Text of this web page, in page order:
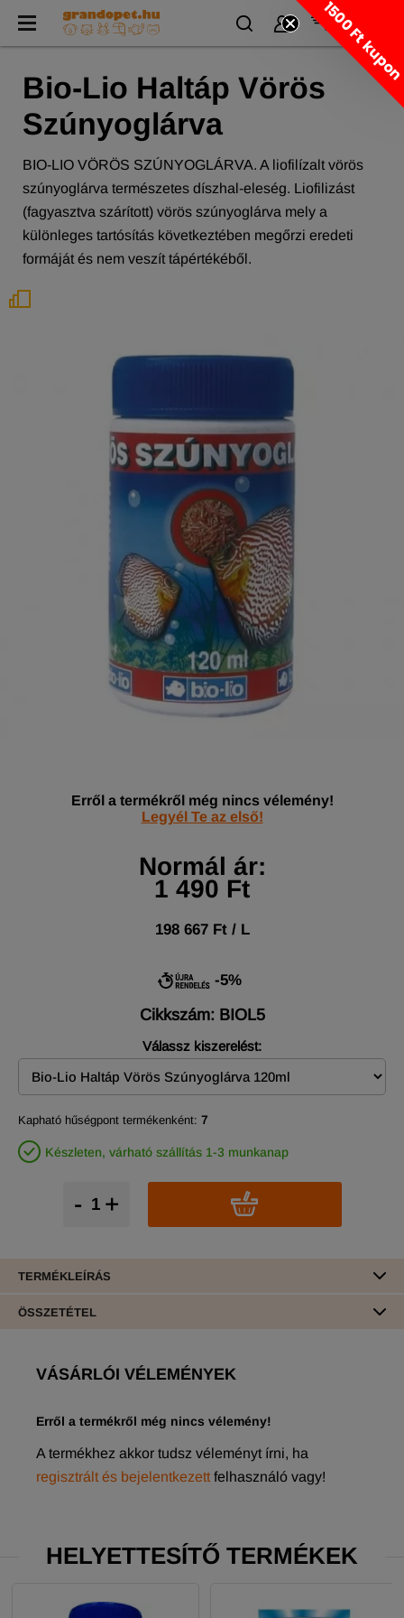
Bio-Lio Haltáp Vörös
Szúnyoglárva
BIO-LIO VÖRÖS SZÚNYOGLÁRVA. A liofilízalt vörös
szúnyoglárva természetes díszhal-eleség. Liofilizást
(fagyasztva szárított) vörös szúnyoglárva mely a
különleges tartósítás következtében megőrzi eredeti
formáját és nem veszít tápértékéből.
Erről a termékről még nincs vélemény!
Legyél Te az első!
Normál ár:
1 490 Ft
198 667 Ft / L
-5%
Cikkszám: BIOL5
Válassz kiszerelést:
Kapható hűségpont termékenként: 7
Készleten, várható szállítás 1-3 munkanap
+
-
TERMÉKLEÍRÁS
ÖSSZETÉTEL
VÁSÁRLÓI VÉLEMÉNYEK
Erről a termékről még nincs vélemény!
A termékhez akkor tudsz véleményt írni, ha
regisztrált és bejelentkezett felhasználó vagy!
HELYETTESÍTŐ TERMÉKEK
1500 Ft